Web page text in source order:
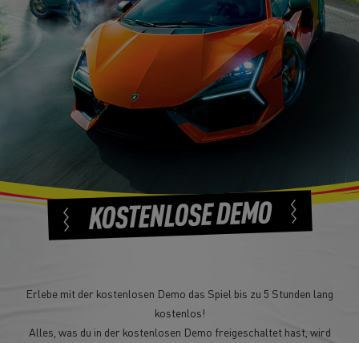
KOSTENLOSE DEMO
Erlebe mit der kostenlosen Demo das Spiel bis zu 5 Stunden lang
kostenlos!
Alles, was du in der kostenlosen Demo freigeschaltet hast, wird